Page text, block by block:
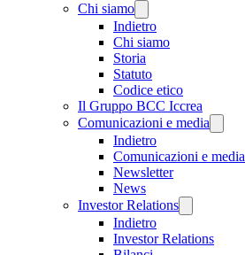
Chi siamo
Indietro
Chi siamo
Storia
Statuto
Codice etico
Il Gruppo BCC Iccrea
Comunicazioni e media
Indietro
Comunicazioni e media
Newsletter
News
Investor Relations
Indietro
Investor Relations